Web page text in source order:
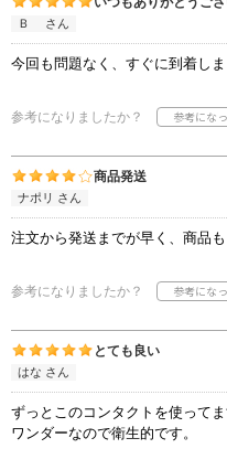
Ｂ さん
今回も問題なく、すぐに到着しま
参考になりましたか？
商品発送
ナポリ さん
注文から発送までが早く、商品
参考になりましたか？
とても良い
はな さん
ずっとこのコンタクトを使ってま
ワンダーなので衛生的です。